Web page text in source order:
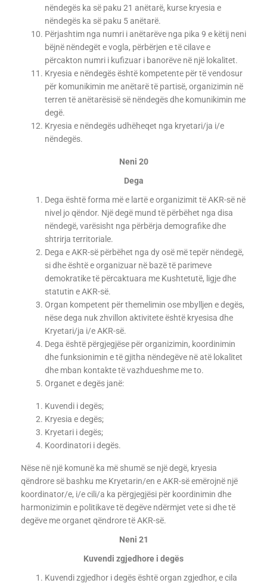
nëndegës ka së paku 21 anëtarë, kurse kryesia e
nëndegës ka së paku 5 anëtarë.
Përjashtim nga numri i anëtarëve nga pika 9 e këtij neni
bëjnë nëndegët e vogla, përbërjen e të cilave e
përcakton numri i kufizuar i banorëve në një lokalitet.
Kryesia e nëndegës është kompetente për të vendosur
për komunikimin me anëtarë të partisë, organizimin në
terren të anëtarësisë së nëndegës dhe komunikimin me
degë.
Kryesia e nëndegës udhëheqet nga kryetari/ja i/e
nëndegës.
Neni 20
Dega
Dega është forma më e lartë e organizimit të AKR-së në
nivel jo qëndor. Një degë mund të përbëhet nga disa
nëndegë, varësisht nga përbërja demografike dhe
shtrirja territoriale.
Dega e AKR-së përbëhet nga dy osë më tepër nëndegë,
si dhe është e organizuar në bazë të parimeve
demokratike të përcaktuara me Kushtetutë, ligje dhe
statutin e AKR-së.
Organ kompetent për themelimin ose mbylljen e degës,
nëse dega nuk zhvillon aktivitete është kryesisa dhe
Kryetari/ja i/e AKR-së.
Dega është përgjegjëse për organizimin, koordinimin
dhe funksionimin e të gjitha nëndegëve në atë lokalitet
dhe mban kontakte të vazhdueshme me to.
Organet e degës janë:
Kuvendi i degës;
Kryesia e degës;
Kryetari i degës;
Koordinatori i degës.
Nëse në një komunë ka më shumë se një degë, kryesia
qëndrore së bashku me Kryetarin/en e AKR-së emërojnë një
koordinator/e, i/e cili/a ka përgjegjësi për koordinimin dhe
harmonizimin e politikave të degëve ndërmjet vete si dhe të
degëve me organet qëndrore të AKR-së.
Neni 21
Kuvendi zgjedhore i degës
Kuvendi zgjedhor i degës është organ zgjedhor, e cila